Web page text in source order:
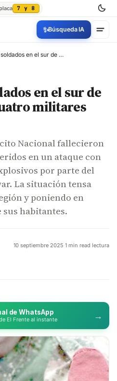
7 y 8
✨Búsqueda IA
ELN mató 2 soldados en el sur de Bolívar, Hubo cuatro militares heridos
en el sur de
militares
Nacional fallecieron
en un ataque con
por parte del
La situación tensa
y poniendo en
sus habitantes.
10 septiembre 2025·1 min read lectura
de WhatsApp
El Frente al instante →